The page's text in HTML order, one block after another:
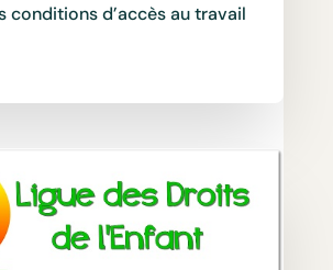
conditions d’accès au travail